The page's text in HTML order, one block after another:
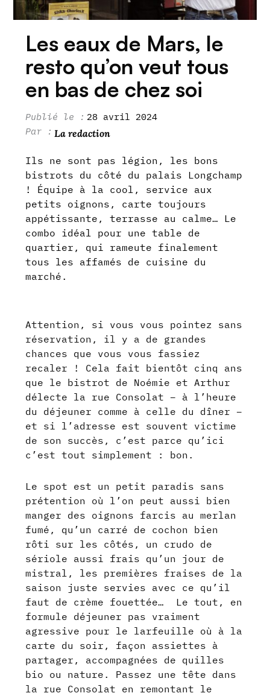
Les eaux de Mars, le
resto qu’on veut tous
en bas de chez soi
28 avril 2024
La redaction
Ils ne sont pas légion, les bons
bistrots du côté du palais Longchamp
! Équipe à la cool, service aux
petits oignons, carte toujours
appétissante, terrasse au calme… Le
combo idéal pour une table de
quartier, qui rameute finalement
tous les affamés de cuisine du
marché.
Attention, si vous vous pointez sans
réservation, il y a de grandes
chances que vous vous fassiez
recaler ! Cela fait bientôt cinq ans
que le bistrot de Noémie et Arthur
délecte la rue Consolat – à l’heure
du déjeuner comme à celle du dîner –
et si l’adresse est souvent victime
de son succès, c’est parce qu’ici
c’est tout simplement : bon.
Le spot est un petit paradis sans
prétention où l’on peut aussi bien
manger des oignons farcis au merlan
fumé, qu’un carré de cochon bien
rôti sur les côtés, un crudo de
sériole aussi frais qu’un jour de
mistral, les premières fraises de la
saison juste servies avec ce qu’il
faut de crème fouettée… Le tout, en
formule déjeuner pas vraiment
agressive pour le larfeuille où à la
carte du soir, façon assiettes à
partager, accompagnées de quilles
bio ou nature. Passez une tête dans
la rue Consolat en remontant le